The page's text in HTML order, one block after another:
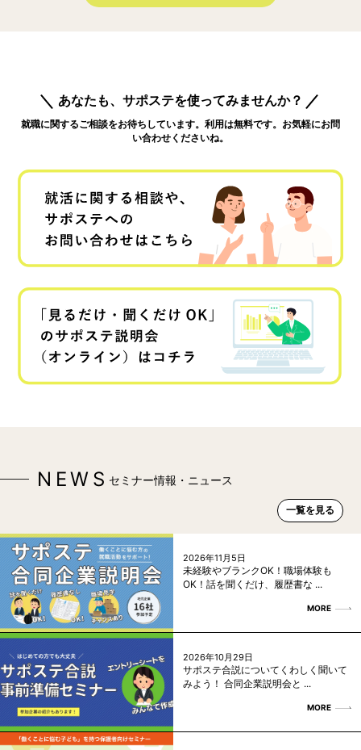
あなたも、サポステを使ってみませんか？
就職に関するご相談をお待ちしています。利用は無料です。お気軽にお問
い合わせくださいね。
NEWS セミナー情報・ニュース
一覧を見る
2026年11月5日
未経験やブランクOK！職場体験も
OK！話を聞くだけ、履歴書な ...
MORE
2026年10月29日
サポステ合説についてくわしく聞いて
みよう！ 合同企業説明会と ...
MORE